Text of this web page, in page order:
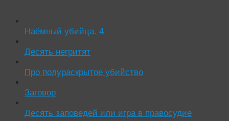
Наёмный убийца. 4
Десять негритят
Про полураскрытое убийство
Заговор
Десять заповедей или игра в правосудие